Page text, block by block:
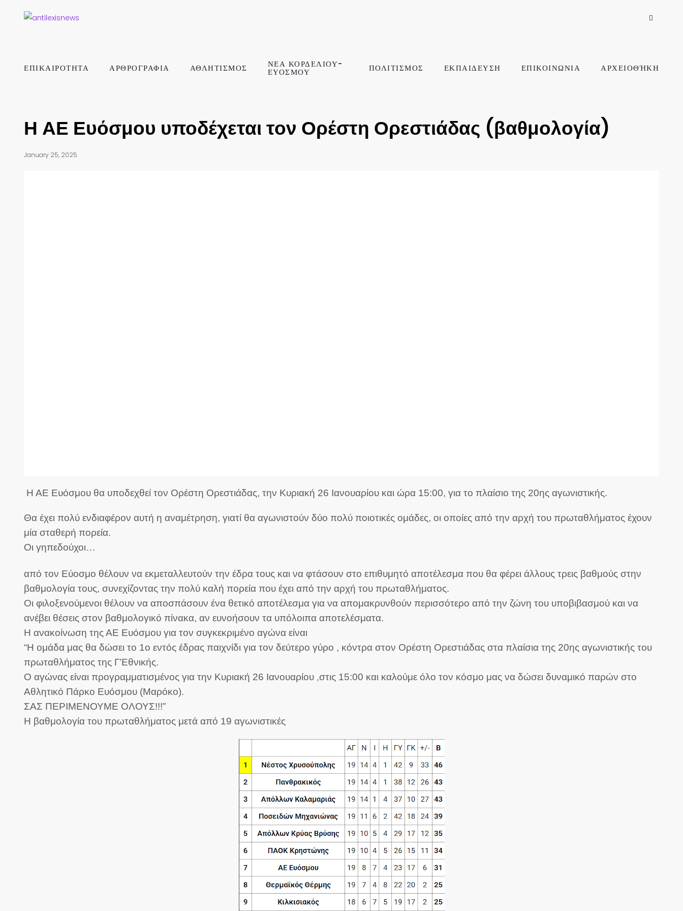
ΕΠΙΚΑΙΡΟΤΗΤΑ ΑΡΘΡΟΓΡΑΦΙΑ ΑΘΛΗΤΙΣΜΟΣ ΝΕΑ ΚΟΡΔΕΛΙΟΥ-
ΕΥΟΣΜΟΥ ΠΟΛΙΤΙΣΜΟΣ ΕΚΠΑΙΔΕΥΣΗ ΕΠΙΚΟΙΝΩΝΙΑ ΑΡΧΕΙΟΘΉΚΗ
Η ΑΕ Ευόσμου υποδέχεται τον Ορέστη Ορεστιάδας (βαθμολογία)
January 25, 2025
Η ΑΕ Ευόσμου θα υποδεχθεί τον Ορέστη Ορεστιάδας, την Κυριακή 26 Ιανουαρίου και ώρα 15:00, για το πλαίσιο της 20ης αγωνιστικής.
Θα έχει πολύ ενδιαφέρον αυτή η αναμέτρηση, γιατί θα αγωνιστούν δύο πολύ ποιοτικές ομάδες, οι οποίες από την αρχή του πρωταθλήματος έχουν
μία σταθερή πορεία.
Οι γηπεδούχοι…
από τον Εύοσμο θέλουν να εκμεταλλευτούν την έδρα τους και να φτάσουν στο επιθυμητό αποτέλεσμα που θα φέρει άλλους τρεις βαθμούς στην
βαθμολογία τους, συνεχίζοντας την πολύ καλή πορεία που έχει από την αρχή του πρωταθλήματος.
Οι φιλοξενούμενοι θέλουν να αποσπάσουν ένα θετικό αποτέλεσμα για να απομακρυνθούν περισσότερο από την ζώνη του υποβιβασμού και να
ανέβει θέσεις στον βαθμολογικό πίνακα, αν ευνοήσουν τα υπόλοιπα αποτελέσματα.
Η ανακοίνωση της ΑΕ Ευόσμου για τον συγκεκριμένο αγώνα είναι
“Η ομάδα μας θα δώσει το 1ο εντός έδρας παιχνίδι για τον δεύτερο γύρο , κόντρα στον Ορέστη Ορεστιάδας στα πλαίσια της 20ης αγωνιστικής του
πρωταθλήματος της Γ’Εθνικής.
Ο αγώνας είναι προγραμματισμένος για την Κυριακή 26 Ιανουαρίου ,στις 15:00 και καλούμε όλο τον κόσμο μας να δώσει δυναμικό παρών στο
Αθλητικό Πάρκο Ευόσμου (Μαρόκο).
ΣΑΣ ΠΕΡΙΜΕΝΟΥΜΕ ΟΛΟΥΣ!!!”
Η βαθμολογία του πρωταθλήματος μετά από 19 αγωνιστικές